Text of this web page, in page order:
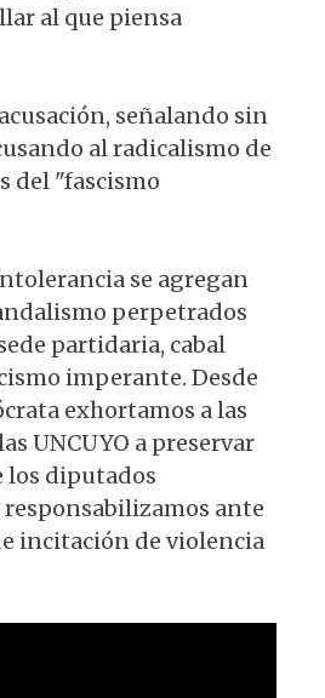
al que piensa
señalando sin
al radicalismo de
del "fascismo
se agregan
perpetrados
partidaria, cabal
imperante. Desde
exhortamos a las
UNCUYO a preservar
diputados
responsabilizamos ante
incitación de violencia